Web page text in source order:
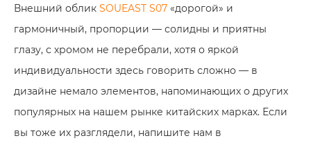
Внешний облик SOUEAST S07 «дорогой» и
гармоничный, пропорции — солидны и приятны
глазу, с хромом не перебрали, хотя о яркой
индивидуальности здесь говорить сложно — в
дизайне немало элементов, напоминающих о других
популярных на нашем рынке китайских марках. Если
вы тоже их разглядели, напишите нам в